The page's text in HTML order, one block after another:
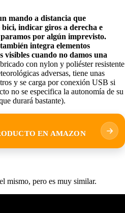
mando a distancia que
indicar giros a derecha e
por algún imprevisto.
integra elementos
visibles cuando no damos una
con nylon y poliéster resistente
adversas, tiene unas
y se carga por conexión USB si
no se especifica la autonomía de su
durará bastante).
EN AMAZON
mismo, pero es muy similar.